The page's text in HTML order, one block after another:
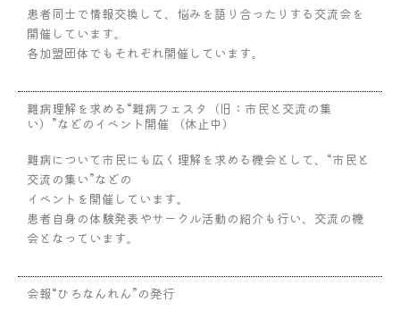
患者同士で情報交換して、悩みを語り合ったりする交流会を
開催しています。
各加盟団体でもそれぞれ開催しています。
難病理解を求める“難病フェスタ（旧：市民と交流の集
い）”などのイベント開催 （休止中）
難病について市民にも広く理解を求める機会として、“市民と
交流の集い”などの
イベントを開催しています。
患者自身の体験発表やサークル活動の紹介も行い、交流の機
会となっています。
会報“ひろなんれん”の発行